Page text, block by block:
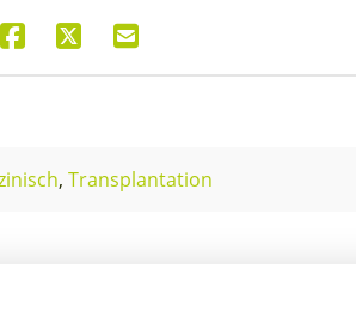
, Transplantation